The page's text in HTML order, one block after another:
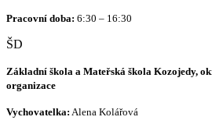
Pracovní doba: 6:30 – 16:30
ŠD
Základní škola a Mateřská škola Kozojedy,
organizace
Vychovatelka: Alena Kolářová